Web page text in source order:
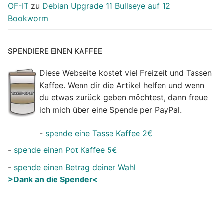
OF-IT zu Debian Upgrade 11 Bullseye auf 12
Bookworm
SPENDIERE EINEN KAFFEE
Diese Webseite kostet viel Freizeit und Tassen
Kaffee. Wenn dir die Artikel helfen und wenn
du etwas zurück geben möchtest, dann freue
ich mich über eine Spende per PayPal.
- spende eine Tasse Kaffee 2€
- spende einen Pot Kaffee 5€
- spende einen Betrag deiner Wahl
>Dank an die Spender<